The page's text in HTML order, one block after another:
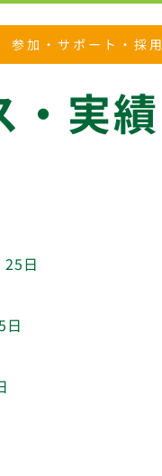
参加・サポート・採用
・実績
日
日